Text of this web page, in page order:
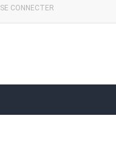
SE CONNECTER